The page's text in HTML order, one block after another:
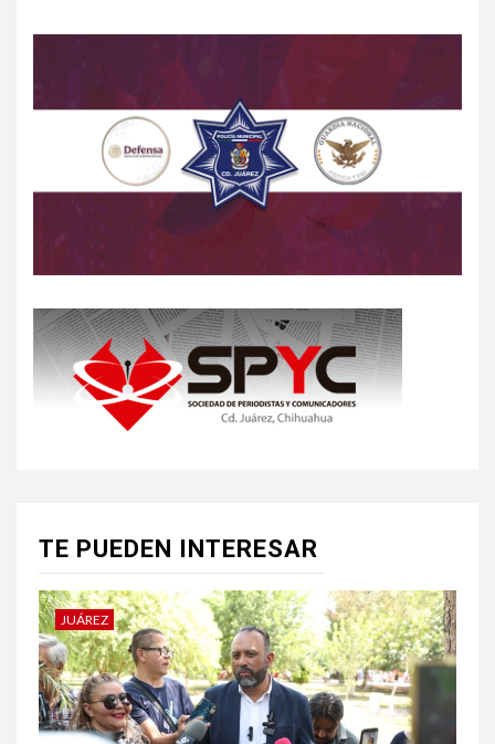
TE PUEDEN INTERESAR
JUÁREZ